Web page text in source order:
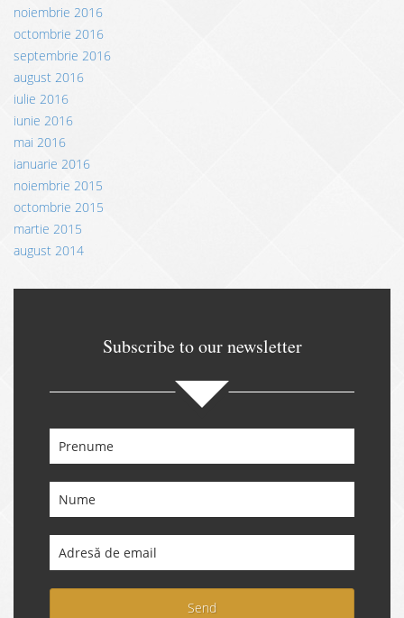
noiembrie 2016
octombrie 2016
septembrie 2016
august 2016
iulie 2016
iunie 2016
mai 2016
ianuarie 2016
noiembrie 2015
octombrie 2015
martie 2015
august 2014
Subscribe to our newsletter
Send